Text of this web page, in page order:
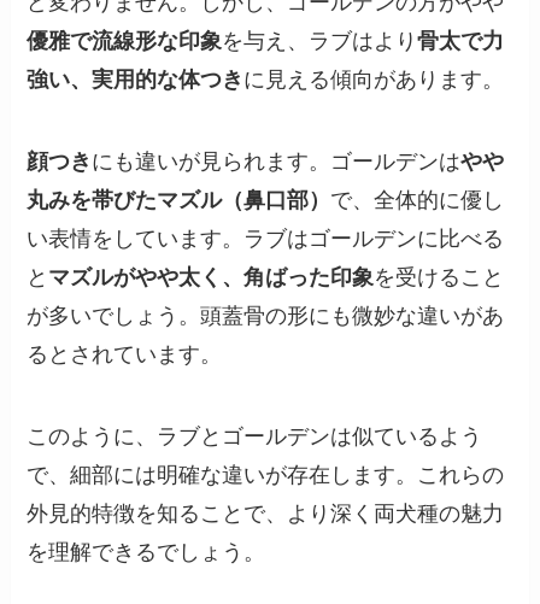
優雅で流線形な印象 を与え、ラブはより骨太で力
強い、実用的な体つき に見える傾向があります。
顔つき にも違いが見られます。ゴールデンはやや
丸みを帯びたマズル（鼻口部） で、全体的に優し
い表情をしています。ラブはゴールデンに比べる
と マズルがやや太く、角ばった印象 を受けること
が多いでしょう。頭蓋骨の形にも微妙な違いがあ
るとされています。
このように、ラブとゴールデンは似ているよう
で、細部には明確な違いが存在します。これらの
外見的特徴を知ることで、より深く両犬種の魅力
を理解できるでしょう。